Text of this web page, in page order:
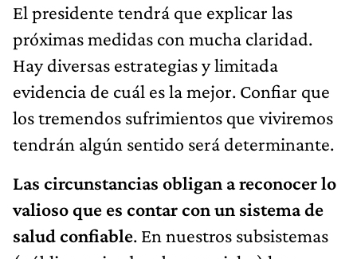
El presidente tendrá que explicar las
próximas medidas con mucha claridad.
Hay diversas estrategias y limitada
evidencia de cuál es la mejor. Confiar que
los tremendos sufrimientos que viviremos
tendrán algún sentido será determinante.
Las circunstancias obligan a reconocer lo
valioso que es contar con un sistema de
salud confiable. En nuestros subsistemas